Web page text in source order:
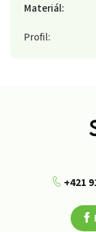
Materiál:
Profil:
+421